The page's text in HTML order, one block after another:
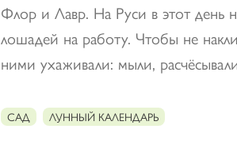
Флор и Лавр. На Руси в этот день
лошадей на работу. Чтобы не
ними ухаживали: мыли,
САД ЛУННЫЙ КАЛЕНДАРЬ